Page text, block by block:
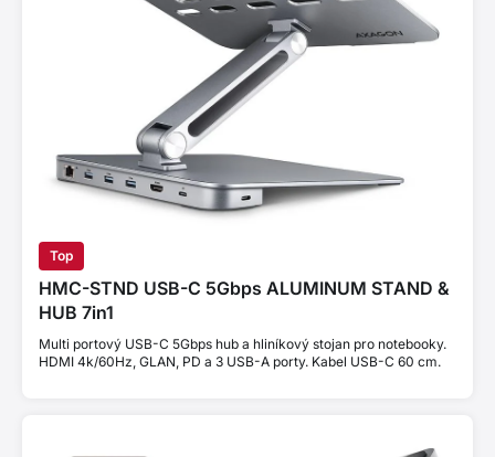
Top
HMC-STND USB-C 5Gbps ALUMINUM STAND &
HUB 7in1
Multi portový USB-C 5Gbps hub a hliníkový stojan pro notebooky.
HDMI 4k/60Hz, GLAN, PD a 3 USB-A porty. Kabel USB-C 60 cm.